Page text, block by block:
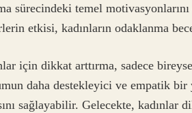
sürecindeki temel
etkisi, kadınların odaklanma
için dikkat arttırma, sadece
daha destekleyici ve empatik bir
sağlayabilir. Gelecekte, kadınlar